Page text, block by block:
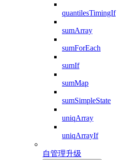
quantilesTimingIf
sumArray
sumForEach
sumIf
sumMap
sumSimpleState
uniqArray
uniqArrayIf
自管理升级